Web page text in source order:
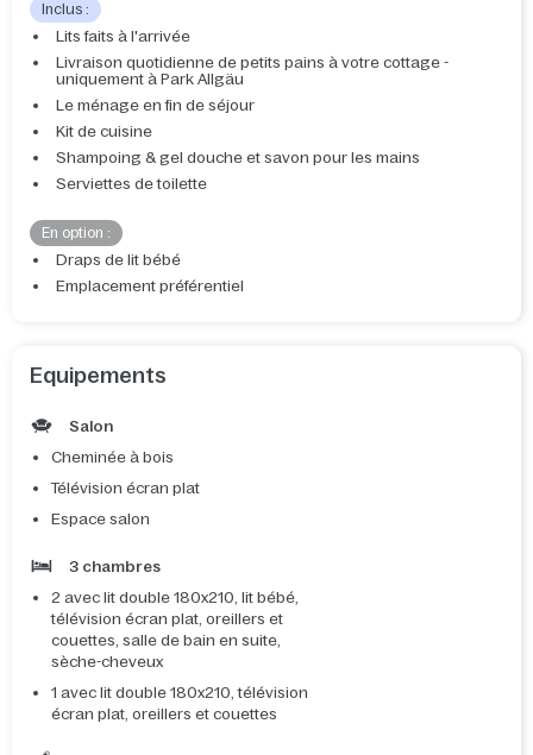
Inclus :
Lits faits à l'arrivée
Livraison quotidienne de petits pains à votre cottage -
uniquement à Park Allgäu
Le ménage en fin de séjour
Kit de cuisine
Shampoing & gel douche et savon pour les mains
Serviettes de toilette
En option :
Draps de lit bébé
Emplacement préférentiel
Equipements
Salon
Cheminée à bois
Télévision écran plat
Espace salon
3 chambres
2 avec lit double 180x210, lit bébé,
télévision écran plat, oreillers et
couettes, salle de bain en suite,
sèche-cheveux
1 avec lit double 180x210, télévision
écran plat, oreillers et couettes